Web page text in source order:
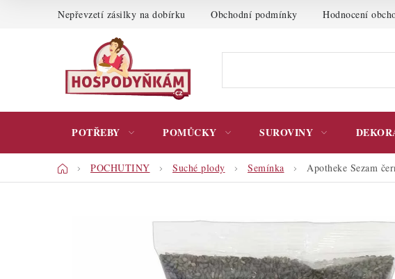
Nepřevzetí zásilky na dobírku Obchodní podmínky Hodnocení
POTŘEBY POMŮCKY SUROVINY
DomůPOCHUTINY Suché plody Semínka Apotheke Sezam